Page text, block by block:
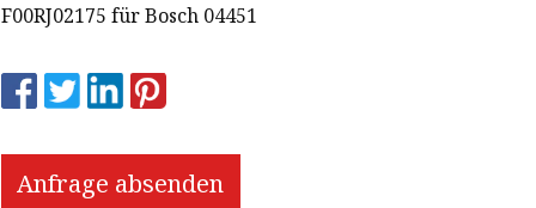
F00RJ02175 für Bosch 04451
Anfrage absenden